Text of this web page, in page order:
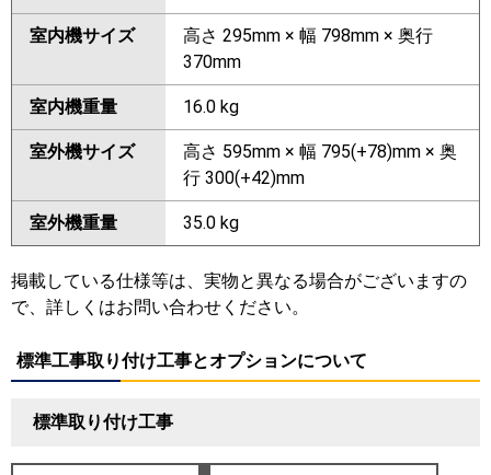
室内機サイズ
高さ 295mm × 幅 798mm × 奥行
370mm
室内機重量 16.0 kg
室外機サイズ
高さ 595mm × 幅 795(+78)mm × 奥
行 300(+42)mm
室外機重量 35.0 kg
掲載している仕様等は、実物と異なる場合がございますの
で、詳しくはお問い合わせください。
標準工事取り付け工事とオプションについて
標準取り付け工事